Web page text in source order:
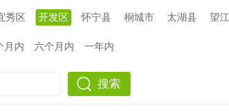
秀区 开发区 怀宁县 桐城市 太湖县 望
月内 六个月内 一年内
搜索